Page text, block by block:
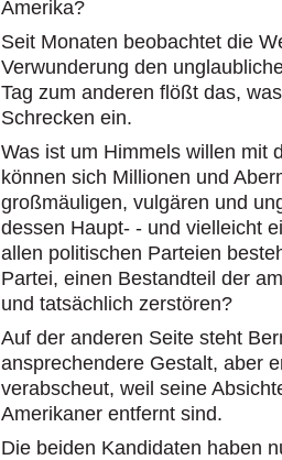
Amerika?
Seit Monaten beobachtet die
Verwunderung den
Tag zum anderen flößt das,
Schrecken ein.
Was ist um Himmels willen mit
können sich Millionen und
großmäuligen, vulgären und
dessen Haupt- - und vielleicht
allen politischen Parteien
Partei, einen Bestandteil der
und tatsächlich zerstören?
Auf der anderen Seite steht
ansprechendere Gestalt, aber
verabscheut, weil seine
Amerikaner entfernt sind.
Die beiden Kandidaten haben